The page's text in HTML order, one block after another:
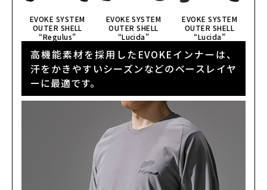
EVOKE SYSTEM
OUTER SHELL
“Regulus”
EVOKE SYSTEM
OUTER SHELL
“Lucida”
EVOKE SYSTEM
OUTER SHELL
“Lucida”
高機能素材を採用したEVOKEインナーは、
汗をかきやすいシーズンなどのベースレイヤ
ーに最適です。